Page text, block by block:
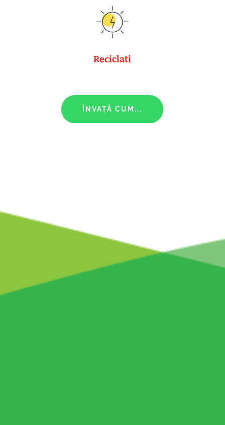
Reciclati
ÎNVAȚĂ CUM...
Progres SMID Brașov